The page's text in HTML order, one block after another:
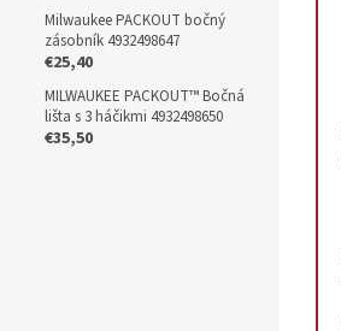
Milwaukee PACKOUT bočný
zásobník 4932498647
€25,40
MILWAUKEE PACKOUT™ Bočná
lišta s 3 háčikmi 4932498650
€35,50